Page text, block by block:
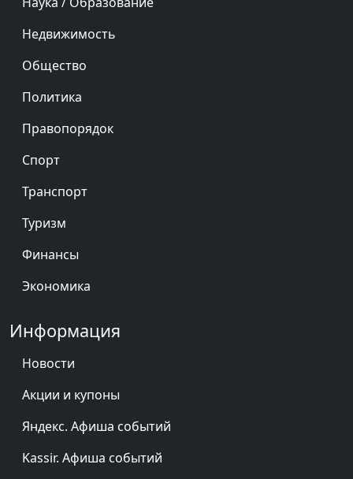
Недвижимость
Общество
Политика
Правопорядок
Спорт
Транспорт
Туризм
Финансы
Экономика
Информация
Новости
Акции и купоны
Яндекс. Афиша событий
Kassir. Афиша событий